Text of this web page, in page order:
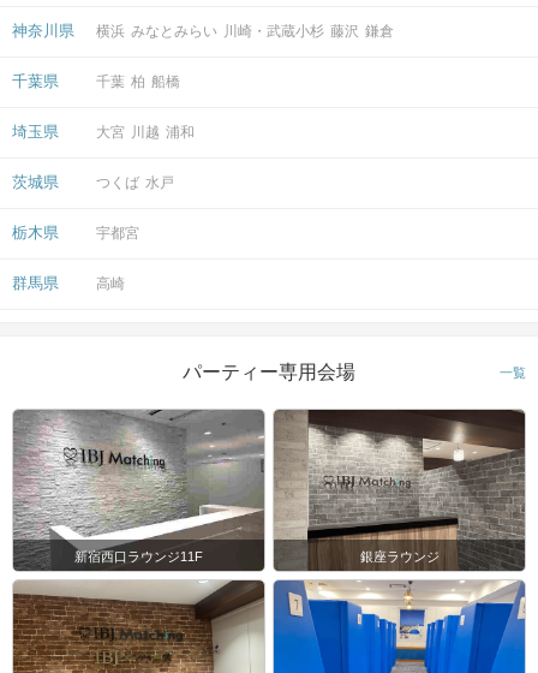
神奈川県 横浜 みなとみらい 川崎・武蔵小杉 藤沢 鎌倉
千葉県 千葉 柏 船橋
埼玉県 大宮 川越 浦和
茨城県 つくば 水戸
栃木県 宇都宮
群馬県 高崎
パーティー専用会場 一覧
新宿西口ラウンジ11F 銀座ラウンジ